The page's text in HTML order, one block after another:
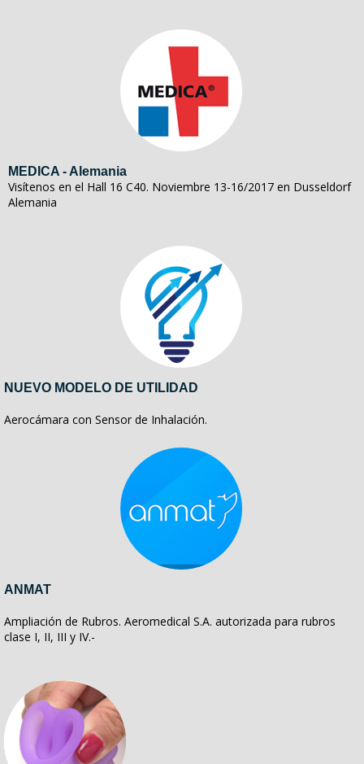
MEDICA - Alemania
Visítenos en el Hall 16 C40. Noviembre 13-16/2017 en Dusseldorf
Alemania
NUEVO MODELO DE UTILIDAD
Aerocámara con Sensor de Inhalación.
ANMAT
Ampliación de Rubros. Aeromedical S.A. autorizada para rubros
clase I, II, III y IV.-